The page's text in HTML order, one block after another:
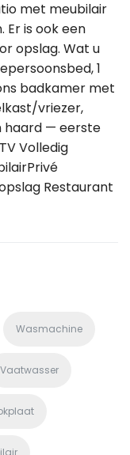
met meubilair
is ook een
opslag. Wat u
1
badkamer met
vriezer,
haard — eerste
Volledig
Restaurant
Wasmachine
Vaatwasser